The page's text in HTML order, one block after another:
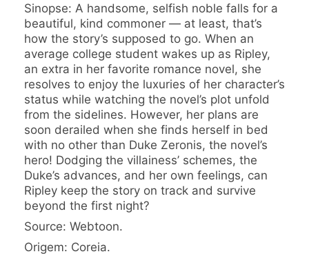
Sinopse: A handsome, selfish noble falls for a
beautiful, kind commoner — at least, that’s
how the story’s supposed to go. When an
average college student wakes up as Ripley,
an extra in her favorite romance novel, she
resolves to enjoy the luxuries of her character’s
status while watching the novel’s plot unfold
from the sidelines. However, her plans are
soon derailed when she finds herself in bed
with no other than Duke Zeronis, the novel’s
hero! Dodging the villainess’ schemes, the
Duke’s advances, and her own feelings, can
Ripley keep the story on track and survive
beyond the first night?
Source: Webtoon.
Origem: Coreia.